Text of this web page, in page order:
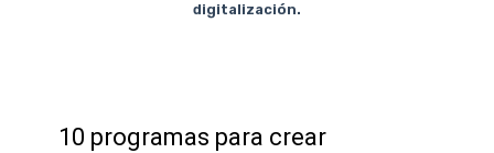
digitalización.
10 programas para crear